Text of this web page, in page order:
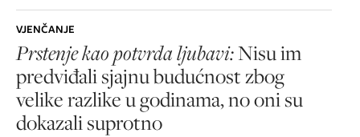
VJENČANJE
Prstenje kao potvrda ljubavi:Nisu im
predviđali sjajnu budućnost zbog
velike razlike u godinama, no oni su
dokazali suprotno